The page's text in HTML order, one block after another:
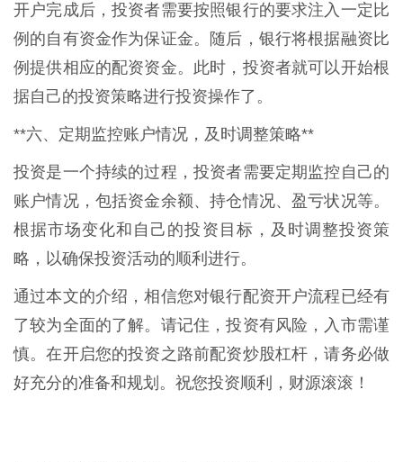
开户完成后，投资者需要按照银行的要求注入一定比
例的自有资金作为保证金。随后，银行将根据融资比
例提供相应的配资资金。此时，投资者就可以开始根
据自己的投资策略进行投资操作了。
**六、定期监控账户情况，及时调整策略**
投资是一个持续的过程，投资者需要定期监控自己的
账户情况，包括资金余额、持仓情况、盈亏状况等。
根据市场变化和自己的投资目标，及时调整投资策
略，以确保投资活动的顺利进行。
通过本文的介绍，相信您对银行配资开户流程已经有
了较为全面的了解。请记住，投资有风险，入市需谨
慎。在开启您的投资之路前配资炒股杠杆，请务必做
好充分的准备和规划。祝您投资顺利，财源滚滚！